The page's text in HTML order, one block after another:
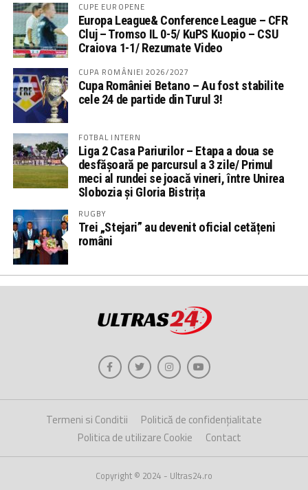
CUPE EUROPENE
Europa League& Conference League – CFR
Cluj – Tromso IL 0-5/ KuPS Kuopio – CSU
Craiova 1-1/ Rezumate Video
CUPA ROMÂNIEI 2026/2027
Cupa României Betano – Au fost stabilite
cele 24 de partide din Turul 3!
FOTBAL INTERN
Liga 2 Casa Pariurilor – Etapa a doua se
desfășoară pe parcursul a 3 zile/ Primul
meci al rundei se joacă vineri, între Unirea
Slobozia și Gloria Bistrița
RUGBY
Trei „Stejari” au devenit oficial cetățeni
români
Termeni si Conditii
Politică de confidențialitate
Politica de utilizare Cookie
Contact
Copyright © 2024 - Ultras24.ro